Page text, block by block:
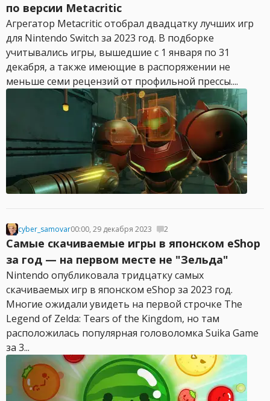
по версии Metacritic
Агрегатор Metacritic отобрал двадцатку лучших игр
для Nintendo Switch за 2023 год. В подборке
учитывались игры, вышедшие с 1 января по 31
декабря, а также имеющие в распоряжении не
меньше семи рецензий от профильной прессы....
cyber_samovar00:00, 29 декабря 2023 2
Самые скачиваемые игры в японском eShop
за год — на первом месте не "Зельда"
Nintendo опубликовала тридцатку самых
скачиваемых игр в японском eShop за 2023 год.
Многие ожидали увидеть на первой строчке The
Legend of Zelda: Tears of the Kingdom, но там
расположилась популярная головоломка Suika Game
за 3...